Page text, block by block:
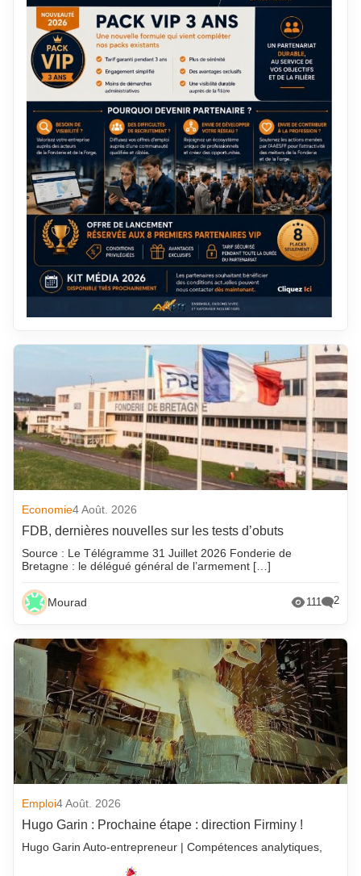
Economie4 Août. 2026
FDB, dernières nouvelles sur les tests d’obuts
Source : Le Télégramme 31 Juillet 2026 Fonderie de
Bretagne : le délégué général de l’armement […]
Mourad 111 2
Emploi4 Août. 2026
Hugo Garin : Prochaine étape : direction Firminy !
Hugo Garin Auto-entrepreneur | Compétences analytiques,